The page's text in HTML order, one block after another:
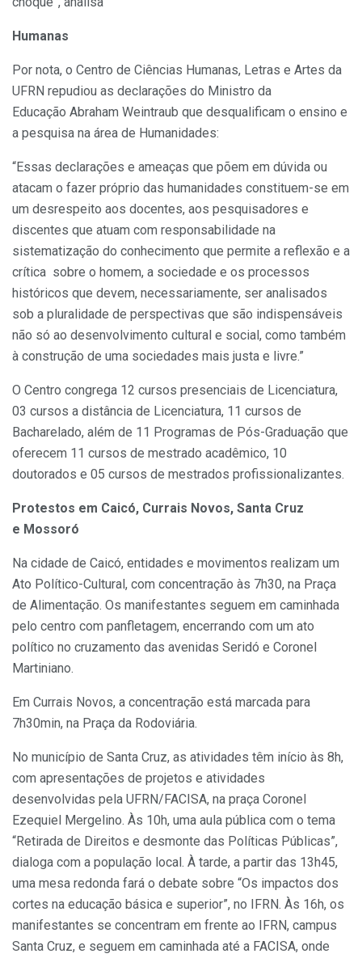
Humanas
Por nota, o Centro de Ciências Humanas, Letras e Artes da
UFRN repudiou as declarações do Ministro da
Educação Abraham Weintraub que desqualificam o ensino e
a pesquisa na área de Humanidades:
“Essas declarações e ameaças que põem em dúvida ou
atacam o fazer próprio das humanidades constituem-se em
um desrespeito aos docentes, aos pesquisadores e
discentes que atuam com responsabilidade na
sistematização do conhecimento que permite a reflexão e a
crítica sobre o homem, a sociedade e os processos
históricos que devem, necessariamente, ser analisados
sob a pluralidade de perspectivas que são indispensáveis
não só ao desenvolvimento cultural e social, como também
à construção de uma sociedades mais justa e livre.”
O Centro congrega 12 cursos presenciais de Licenciatura,
03 cursos a distância de Licenciatura, 11 cursos de
Bacharelado, além de 11 Programas de Pós-Graduação que
oferecem 11 cursos de mestrado acadêmico, 10
doutorados e 05 cursos de mestrados profissionalizantes.
Protestos em Caicó, Currais Novos, Santa Cruz
e Mossoró
Na cidade de Caicó, entidades e movimentos realizam um
Ato Político-Cultural, com concentração às 7h30, na Praça
de Alimentação. Os manifestantes seguem em caminhada
pelo centro com panfletagem, encerrando com um ato
político no cruzamento das avenidas Seridó e Coronel
Martiniano.
Em Currais Novos, a concentração está marcada para
7h30min, na Praça da Rodoviária.
No município de Santa Cruz, as atividades têm início às 8h,
com apresentações de projetos e atividades
desenvolvidas pela UFRN/FACISA, na praça Coronel
Ezequiel Mergelino. Às 10h, uma aula pública com o tema
“Retirada de Direitos e desmonte das Políticas Públicas”,
dialoga com a população local. À tarde, a partir das 13h45,
uma mesa redonda fará o debate sobre “Os impactos dos
cortes na educação básica e superior”, no IFRN. Às 16h, os
manifestantes se concentram em frente ao IFRN, campus
Santa Cruz, e seguem em caminhada até a FACISA, onde